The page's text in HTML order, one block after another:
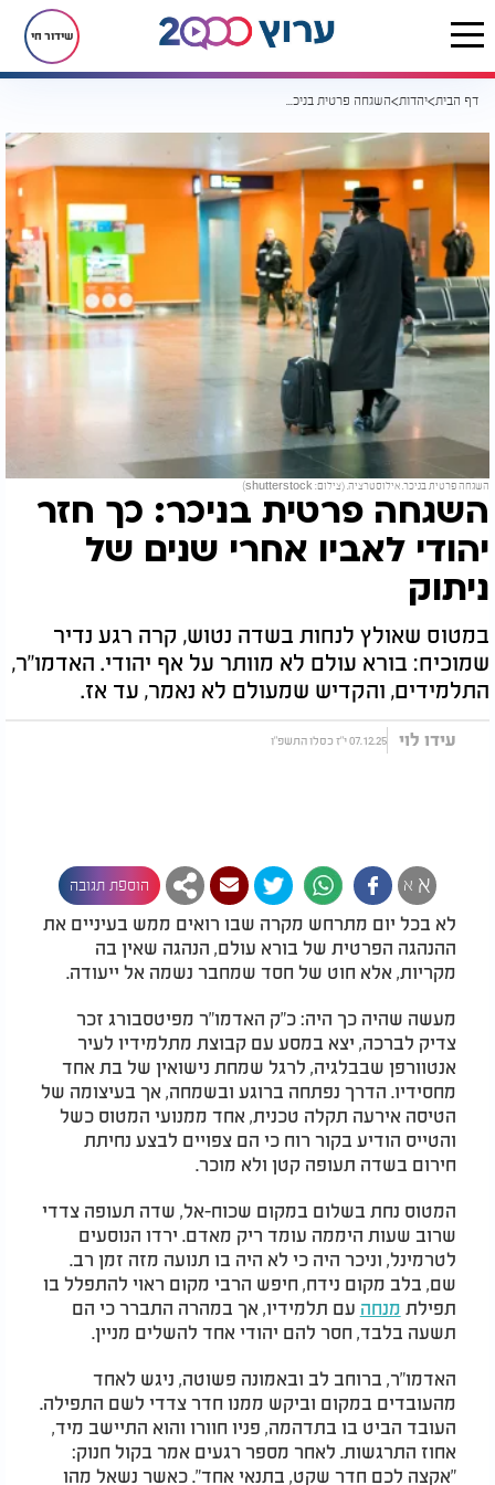
שידור חי
דף הבית יהדות השגחה פרטית בניכר: כך חזר יהודי לאביו אחרי שנים של ניתוק
השגחה פרטית בניכר. אילוסטרציה. (צילום: shutterstock)
השגחה פרטית בניכר: כך חזר
יהודי לאביו אחרי שנים של
ניתוק
במטוס שאולץ לנחות בשדה נטוש, קרה רגע נדיר
שמוכיח: בורא עולם לא מוותר על אף יהודי. האדמו"ר,
התלמידים, והקדיש שמעולם לא נאמר, עד אז.
עידו לוי 07.12.25 י"ז כסלו התשפ"ו
א א הוספת תגובה
לא בכל יום מתרחש מקרה שבו רואים ממש בעיניים את
ההנהגה הפרטית של בורא עולם, הנהגה שאין בה
מקריות, אלא חוט של חסד שמחבר נשמה אל ייעודה.
מעשה שהיה כך היה: כ"ק האדמו"ר מפיטסבורג זכר
צדיק לברכה, יצא במסע עם קבוצת מתלמידיו לעיר
אנטוורפן שבבלגיה, לרגל שמחת נישואין של בת אחד
מחסידיו. הדרך נפתחה ברוגע ובשמחה, אך בעיצומה של
הטיסה אירעה תקלה טכנית, אחד ממנועי המטוס כשל
והטייס הודיע בקור רוח כי הם צפויים לבצע נחיתת
חירום בשדה תעופה קטן ולא מוכר.
המטוס נחת בשלום במקום שכוח-אל, שדה תעופה צדדי
שרוב שעות היממה עומד ריק מאדם. ירדו הנוסעים
לטרמינל, וניכר היה כי לא היה בו תנועה מזה זמן רב.
שם, בלב מקום נידח, חיפש הרבי מקום ראוי להתפלל בו
תפילת מנחה עם תלמידיו, אך במהרה התברר כי הם
תשעה בלבד, חסר להם יהודי אחד להשלים מניין.
האדמו"ר, ברוחב לב ובאמונה פשוטה, ניגש לאחד
מהעובדים במקום וביקש ממנו חדר צדדי לשם התפילה.
העובד הביט בו בתדהמה, פניו חוורו והוא התיישב מיד,
אחוז התרגשות. לאחר מספר רגעים אמר בקול חנוק:
"אקצה לכם חדר שקט, בתנאי אחד". כאשר נשאל מהו